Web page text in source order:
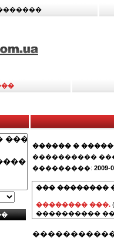
������ �
����������
���������: 2009-
��� ��������
�������� ���.
����������